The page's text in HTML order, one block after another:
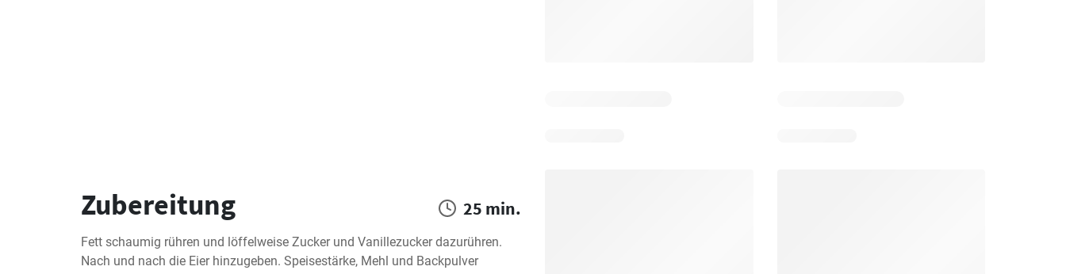
Zubereitung 25 min.
Fett schaumig rühren und löffelweise Zucker und Vanillezucker dazurühren.
Nach und nach die Eier hinzugeben. Speisestärke, Mehl und Backpulver